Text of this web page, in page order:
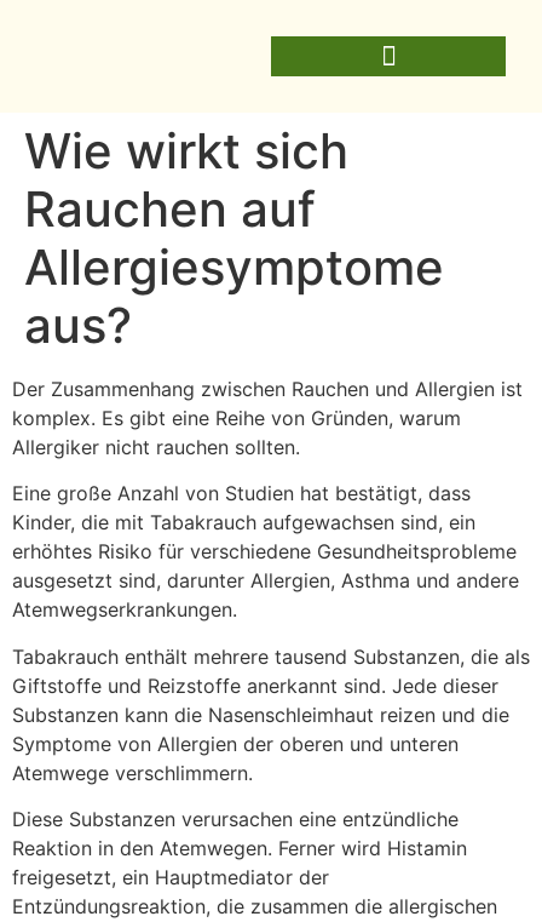
Wie wirkt sich
Rauchen auf
Allergiesymptome
aus?
Der Zusammenhang zwischen Rauchen und Allergien ist
komplex. Es gibt eine Reihe von Gründen, warum
Allergiker nicht rauchen sollten.
Eine große Anzahl von Studien hat bestätigt, dass
Kinder, die mit Tabakrauch aufgewachsen sind, ein
erhöhtes Risiko für verschiedene Gesundheitsprobleme
ausgesetzt sind, darunter Allergien, Asthma und andere
Atemwegserkrankungen.
Tabakrauch enthält mehrere tausend Substanzen, die als
Giftstoffe und Reizstoffe anerkannt sind. Jede dieser
Substanzen kann die Nasenschleimhaut reizen und die
Symptome von Allergien der oberen und unteren
Atemwege verschlimmern.
Diese Substanzen verursachen eine entzündliche
Reaktion in den Atemwegen. Ferner wird Histamin
freigesetzt, ein Hauptmediator der
Entzündungsreaktion, die zusammen die allergischen